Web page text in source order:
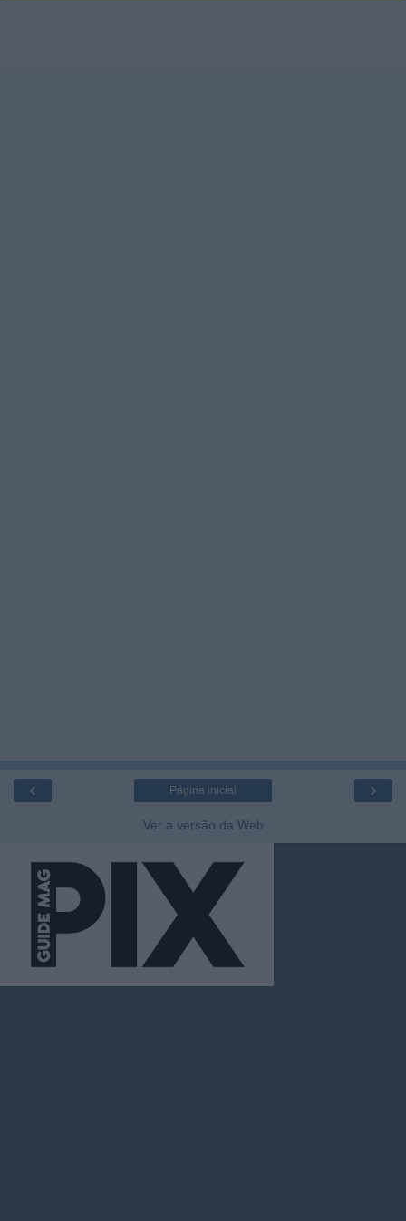
‹ ›
Página inicial
Ver a versão da Web